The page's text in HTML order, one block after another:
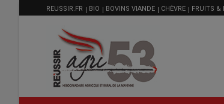
MENU
FILIÈRE
REUSSIR.FR BIO BOVINS VIANDE CHÈVRE FRUITS &